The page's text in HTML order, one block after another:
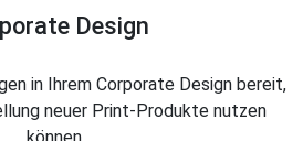
Design
in Ihrem Corporate Design bereit,
neuer Print-Produkte nutzen
können.